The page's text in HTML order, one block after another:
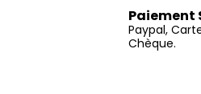
Paiement
Paypal,
Chèque.